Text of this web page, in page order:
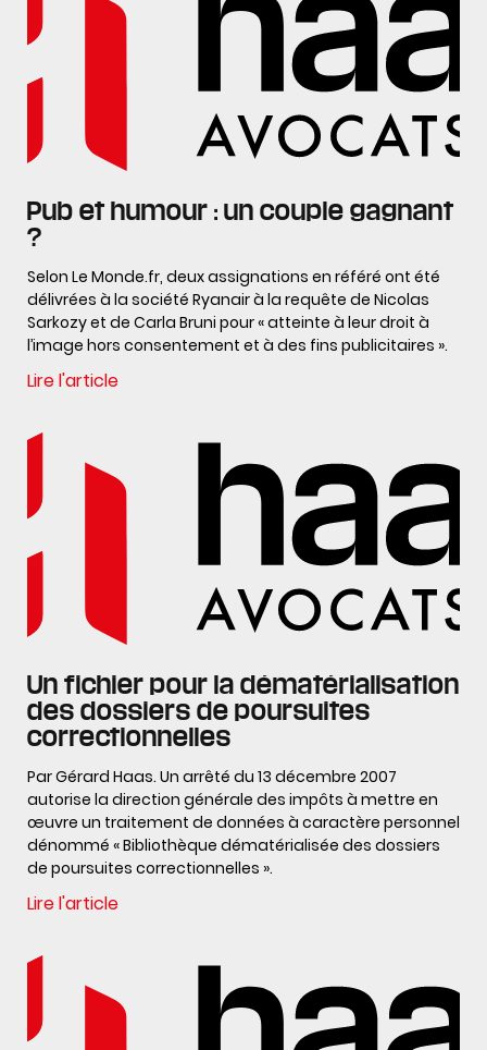
Pub et humour : un couple gagnant
?
Selon Le Monde.fr, deux assignations en référé ont été
délivrées à la société Ryanair à la requête de Nicolas
Sarkozy et de Carla Bruni pour « atteinte à leur droit à
l’image hors consentement et à des fins publicitaires ».
Lire l'article
Un fichier pour la dématérialisation
des dossiers de poursuites
correctionnelles
Par Gérard Haas. Un arrêté du 13 décembre 2007
autorise la direction générale des impôts à mettre en
œuvre un traitement de données à caractère personnel
dénommé « Bibliothèque dématérialisée des dossiers
de poursuites correctionnelles ».
Lire l'article